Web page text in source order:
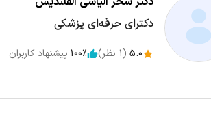
دکترای حرفه‌ای پزشکی
5.0
(
1نظر) 100٪ پیشنهاد کاربران